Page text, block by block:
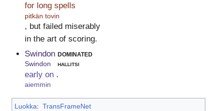
for long spells
pitkän tovin
, but failed miserably
in the art of scoring.
Swindon
Swindon
dominated
hallitsi
early on
aiemmin
.
Luokka: TransFrameNet